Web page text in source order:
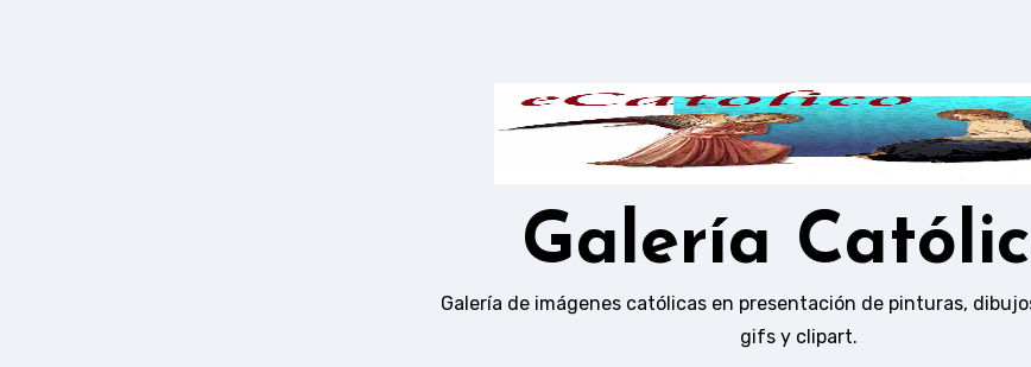
Galería
Galería de imágenes católicas en presentación de pinturas,
gifs y clipart.